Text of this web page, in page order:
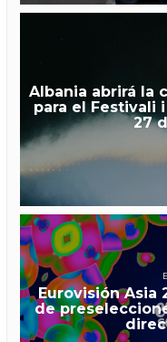
Albania abrirá la
para el Festivali
27
Eurovisión Asia
de